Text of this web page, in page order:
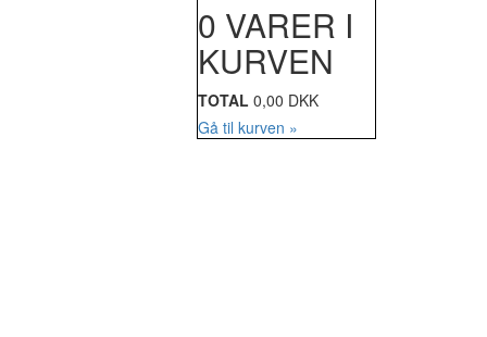
0 VARER I
KURVEN
TOTAL 0,00 DKK
Gå til kurven »